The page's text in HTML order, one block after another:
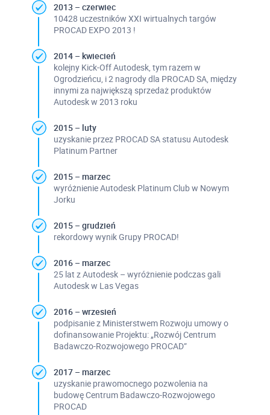
2013 – czerwiec
10428 uczestników XXI wirtualnych targów
PROCAD EXPO 2013 !
2014 – kwiecień
kolejny Kick-Off Autodesk, tym razem w
Ogrodzieńcu, i 2 nagrody dla PROCAD SA, między
innymi za największą sprzedaż produktów
Autodesk w 2013 roku
2015 – luty
uzyskanie przez PROCAD SA statusu Autodesk
Platinum Partner
2015 – marzec
wyróżnienie Autodesk Platinum Club w Nowym
Jorku
2015 – grudzień
rekordowy wynik Grupy PROCAD!
2016 – marzec
25 lat z Autodesk – wyróżnienie podczas gali
Autodesk w Las Vegas
2016 – wrzesień
podpisanie z Ministerstwem Rozwoju umowy o
dofinansowanie Projektu: „Rozwój Centrum
Badawczo-Rozwojowego PROCAD”
2017 – marzec
uzyskanie prawomocnego pozwolenia na
budowę Centrum Badawczo-Rozwojowego
PROCAD